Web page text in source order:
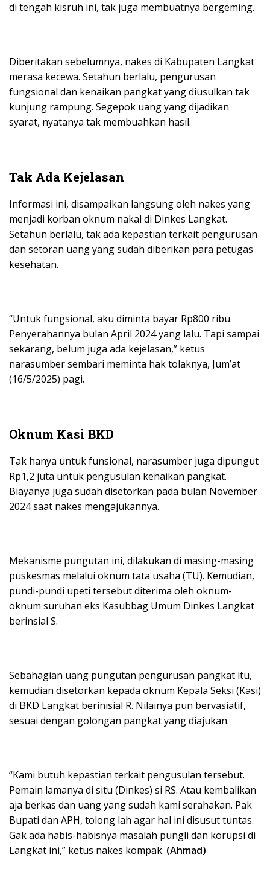
di tengah kisruh ini, tak juga membuatnya bergeming.
Diberitakan sebelumnya, nakes di Kabupaten Langkat
merasa kecewa. Setahun berlalu, pengurusan
fungsional dan kenaikan pangkat yang diusulkan tak
kunjung rampung. Segepok uang yang dijadikan
syarat, nyatanya tak membuahkan hasil.
Tak Ada Kejelasan
Informasi ini, disampaikan langsung oleh nakes yang
menjadi korban oknum nakal di Dinkes Langkat.
Setahun berlalu, tak ada kepastian terkait pengurusan
dan setoran uang yang sudah diberikan para petugas
kesehatan.
“Untuk fungsional, aku diminta bayar Rp800 ribu.
Penyerahannya bulan April 2024 yang lalu. Tapi sampai
sekarang, belum juga ada kejelasan,” ketus
narasumber sembari meminta hak tolaknya, Jum’at
(16/5/2025) pagi.
Oknum Kasi BKD
Tak hanya untuk funsional, narasumber juga dipungut
Rp1,2 juta untuk pengusulan kenaikan pangkat.
Biayanya juga sudah disetorkan pada bulan November
2024 saat nakes mengajukannya.
Mekanisme pungutan ini, dilakukan di masing-masing
puskesmas melalui oknum tata usaha (TU). Kemudian,
pundi-pundi upeti tersebut diterima oleh oknum-
oknum suruhan eks Kasubbag Umum Dinkes Langkat
berinsial S.
Sebahagian uang pungutan pengurusan pangkat itu,
kemudian disetorkan kepada oknum Kepala Seksi (Kasi)
di BKD Langkat berinisial R. Nilainya pun bervasiatif,
sesuai dengan golongan pangkat yang diajukan.
“Kami butuh kepastian terkait pengusulan tersebut.
Pemain lamanya di situ (Dinkes) si RS. Atau kembalikan
aja berkas dan uang yang sudah kami serahakan. Pak
Bupati dan APH, tolong lah agar hal ini disusut tuntas.
Gak ada habis-habisnya masalah pungli dan korupsi di
Langkat ini,” ketus nakes kompak. (Ahmad)